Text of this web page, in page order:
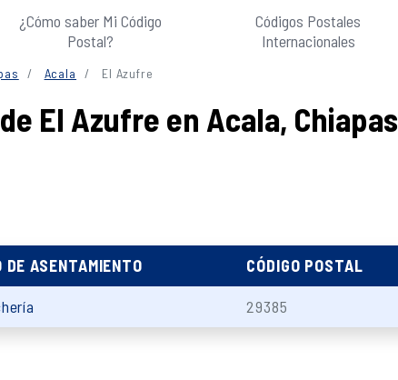
¿Cómo saber Mi Código
Postal?
Códigos Postales
Internacionales
Acala El Azufre
El Azufre en Acala, Chiapas
DE ASENTAMIENTO CÓDIGO POSTAL
29385